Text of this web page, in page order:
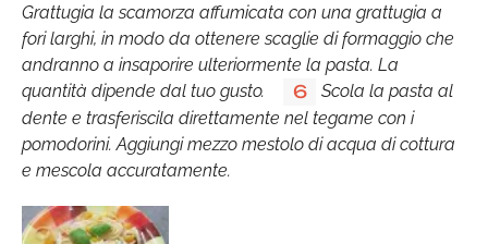
Grattugia la scamorza affumicata con una grattugia a
fori larghi, in modo da ottenere scaglie di formaggio che
andranno a insaporire ulteriormente la pasta. La
quantità dipende dal tuo gusto.
6
Scola la pasta al
dente e trasferiscila direttamente nel tegame con i
pomodorini. Aggiungi mezzo mestolo di acqua di cottura
e mescola accuratamente.